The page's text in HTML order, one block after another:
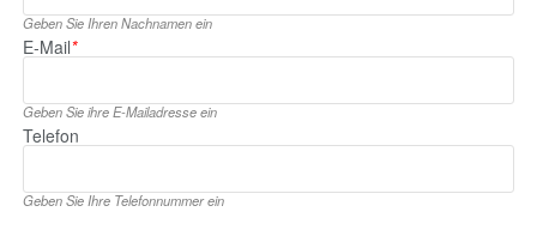
Geben Sie Ihren Nachnamen ein
E‑Mail*
Geben Sie ihre E‑Mailadresse ein
Telefon
Geben Sie Ihre Telefonnummer ein